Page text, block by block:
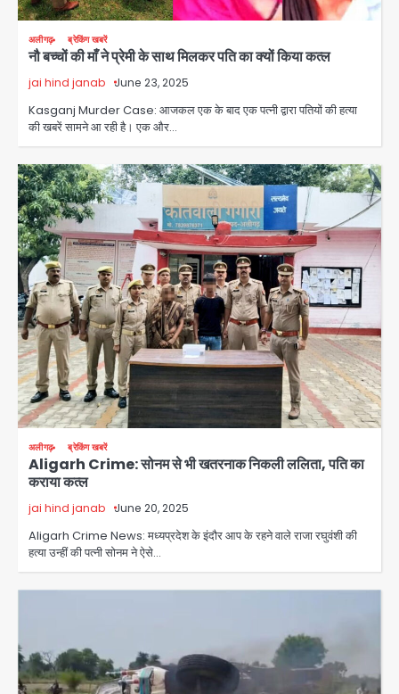
अलीगढ़ ब्रेकिंग खबरें
नौ बच्चों की माँ ने प्रेमी के साथ मिलकर पति का क्यों किया कत्ल
jai hind janab June 23, 2025
Kasganj Murder Case: आजकल एक के बाद एक पत्नी द्वारा पतियों की हत्या
की खबरें सामने आ रही है। एक और…
अलीगढ़ ब्रेकिंग खबरें
Aligarh Crime: सोनम से भी खतरनाक निकली ललिता, पति का
कराया कत्ल
jai hind janab June 20, 2025
Aligarh Crime News: मध्यप्रदेश के इंदौर आप के रहने वाले राजा रघुवंशी की
हत्या उन्हीं की पत्नी सोनम ने ऐसे…